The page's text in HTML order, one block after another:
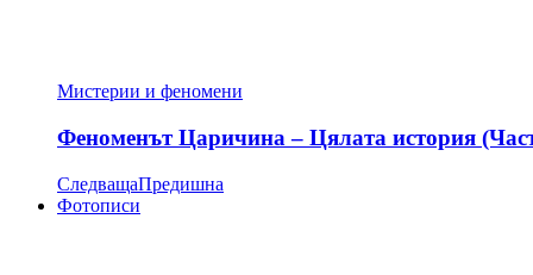
Мистерии и феномени
Феноменът Царичина – Цялата история
СледващаПредишна
Фотописи